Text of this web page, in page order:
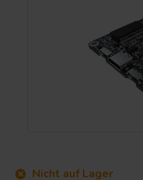
Nicht auf Lager